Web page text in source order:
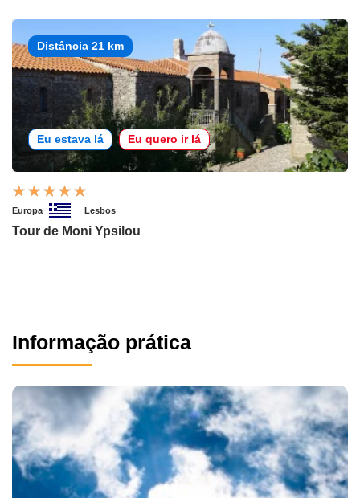
Distância 21 km
Eu estava lá Eu quero ir lá
Europa Lesbos
Tour de Moni Ypsilou
Informação prática